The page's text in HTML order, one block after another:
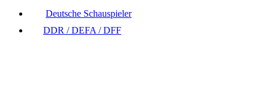
Deutsche Schauspieler
DDR / DEFA / DFF